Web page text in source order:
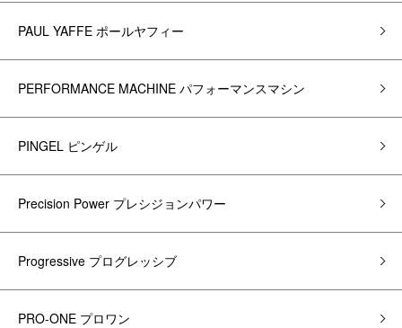
PAUL YAFFE ポールヤフィー
PERFORMANCE MACHINE パフォーマンスマシン
PINGEL ピンゲル
Precision Power プレシジョンパワー
Progressive プログレッシブ
PRO-ONE プロワン